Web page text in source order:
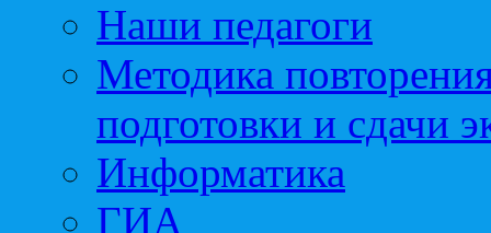
Наши педагоги
Методика
подготовки и сдачи
Информатика
ГИА